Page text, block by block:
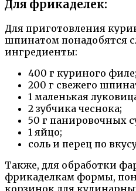
Для фрикаделек:
Для приготовления
шпинатом понадобятся
ингредиенты:
400 г куриного филе;
200 г свежего
1 маленькая
2 зубчика чеснока;
50 г панировочных
1 яйцо;
соль и перец по
Также, для обработки
фрикаделкам формы,
корзинок для